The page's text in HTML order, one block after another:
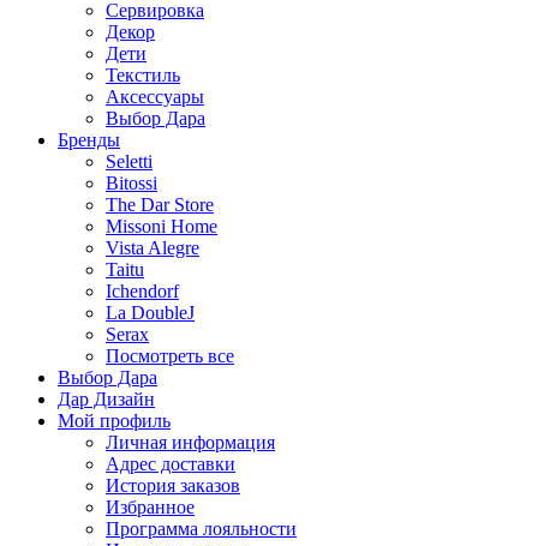
Сервировка
Декор
Дети
Текстиль
Аксессуары
Выбор Дара
Бренды
Seletti
Bitossi
The Dar Store
Missoni Home
Vista Alegre
Taitu
Ichendorf
La DoubleJ
Serax
Посмотреть все
Выбор Дара
Дар Дизайн
Мой профиль
Личная информация
Адрес доставки
История заказов
Избранное
Программа лояльности